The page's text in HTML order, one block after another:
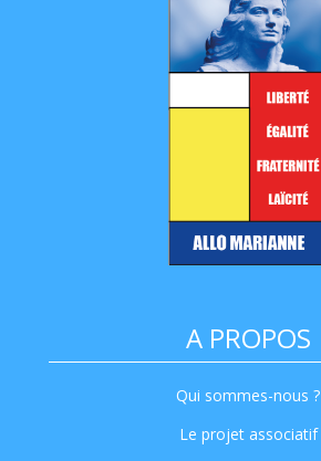
A PROPOS
Qui sommes-nous ?
Le projet associatif